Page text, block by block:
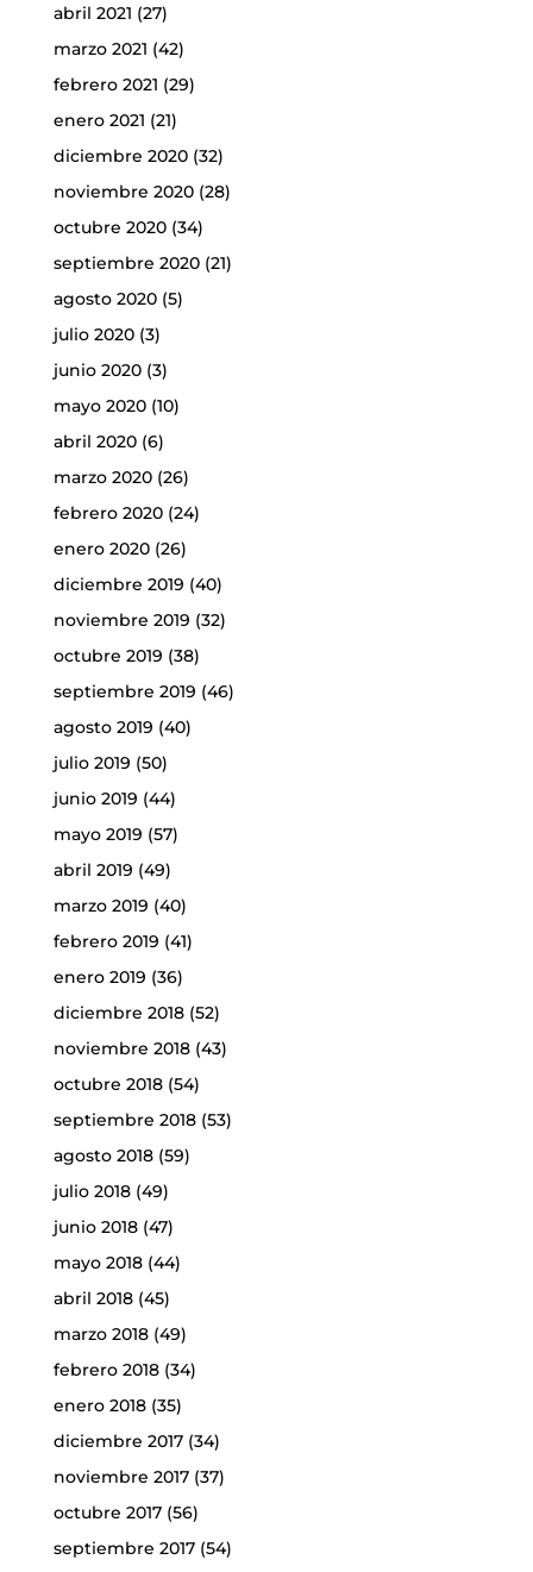
abril 2021 (27)
marzo 2021 (42)
febrero 2021 (29)
enero 2021 (21)
diciembre 2020(32)
noviembre 2020(28)
octubre 2020(34)
septiembre 2020(21)
agosto 2020(5)
julio 2020(3)
junio 2020(3)
mayo 2020(10)
abril 2020(6)
marzo 2020(26)
febrero 2020(24)
enero 2020(26)
diciembre 2019 (40)
noviembre 2019 (32)
octubre 2019 (38)
septiembre 2019 (46)
agosto 2019 (40)
julio 2019 (50)
junio 2019 (44)
mayo 2019 (57)
abril 2019 (49)
marzo 2019 (40)
febrero 2019 (41)
enero 2019 (36)
diciembre 2018(52)
noviembre 2018(43)
octubre 2018(54)
septiembre 2018(53)
agosto 2018(59)
julio 2018(49)
junio 2018(47)
mayo 2018(44)
abril 2018(45)
marzo 2018(49)
febrero 2018(34)
enero 2018(35)
diciembre 2017(34)
noviembre 2017(37)
octubre 2017(56)
septiembre 2017(54)